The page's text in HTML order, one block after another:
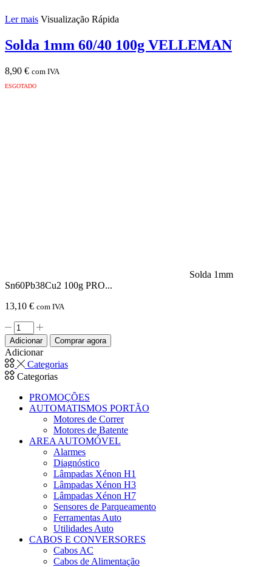
Ler mais Visualização Rápida
Solda 1mm 60/40 100g VELLEMAN
8,90 € com IVA
ESGOTADO
Solda 1mm
Sn60Pb38Cu2 100g PRO...
13,10 € com IVA
Quantidade
de
Solda
1mm
Sn60Pb38Cu2
100g
PROK
Adicionar Comprar agora
Adicionar
Categorias
Categorias
PROMOÇÕES
AUTOMATISMOS PORTÃO
Motores de Correr
Motores de Batente
AREA AUTOMÓVEL
Alarmes
Diagnóstico
Lâmpadas Xénon H1
Lâmpadas Xénon H3
Lâmpadas Xénon H7
Sensores de Parqueamento
Ferramentas Auto
Utilidades Auto
CABOS E CONVERSORES
Cabos AC
Cabos de Alimentação